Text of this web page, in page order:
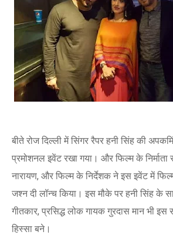
बीते रोज दिल्ली में सिंगर रैपर हनी सिंह की
प्रमोशनल इवेंट रखा गया। और फिल्म के निर्माता
नारायण, और फिल्म के निर्देशक ने इस इवेंट में
जश्न दी लॉन्च किया। इस मौके पर हनी सिंह के
गीतकार, प्रसिद्ध लोक गायक गुरदास मान भी इस
हिस्सा बने।